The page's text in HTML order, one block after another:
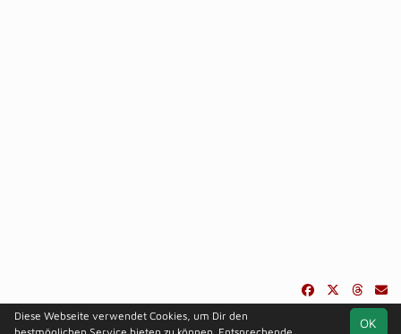
soccero.de OK
Diese Webseite verwendet Cookies, um Dir den